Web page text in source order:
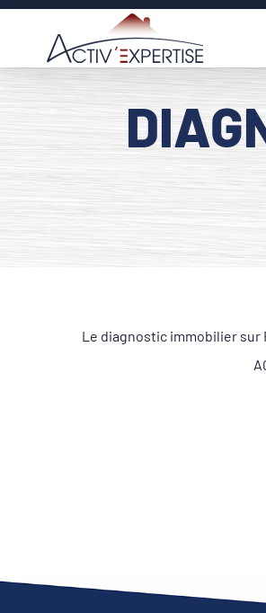
Passer
contenu
Le diagnostic immobilier sur